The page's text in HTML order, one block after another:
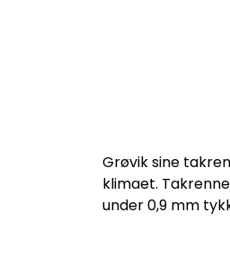
Grøvik sine
klimaet.
under 0,9 mm